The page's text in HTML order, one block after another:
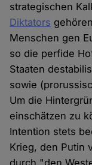
strategischen
Diktators
Menschen gen
so die perfide
Staaten
sowie
Um die
einschätzen zu
Intention stets
Krieg, den Putin